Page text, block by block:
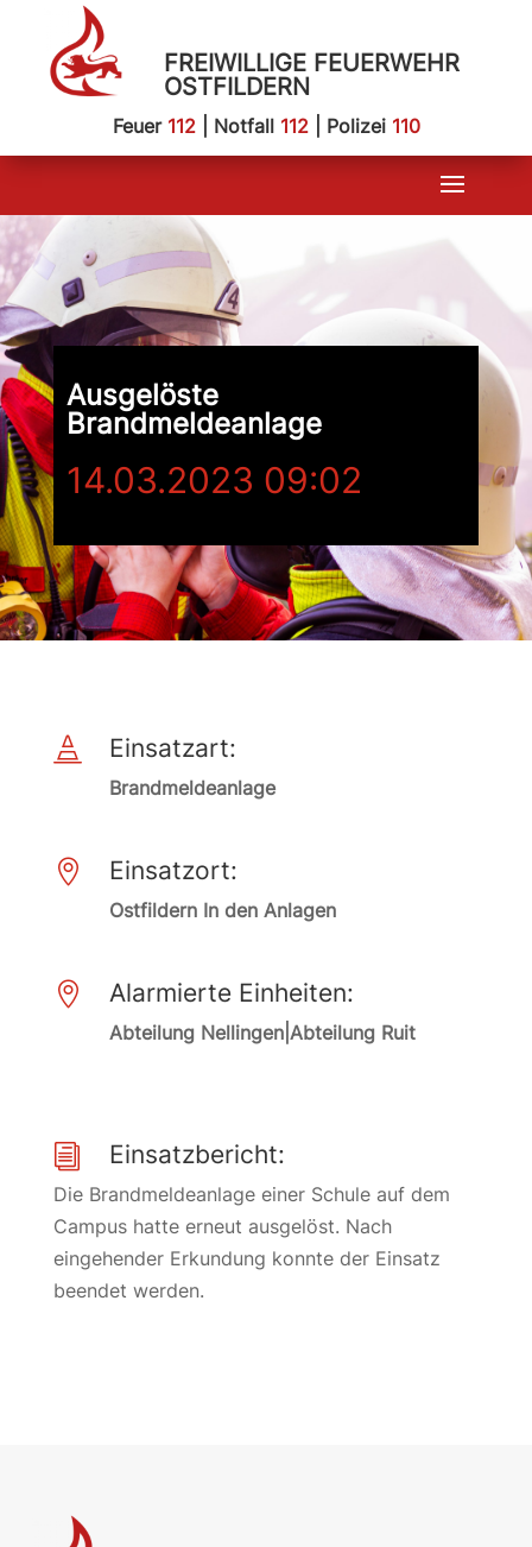
FREIWILLIGE FEUERWEHR
OSTFILDERN
Feuer 112| Notfall 112| Polizei 110
Ausgelöste
Brandmeldeanlage
14.03.2023 09:02
 Einsatzart:
Brandmeldeanlage
 Einsatzort:
Ostfildern In den Anlagen
 Alarmierte Einheiten:
Abteilung Nellingen|Abteilung Ruit
i Einsatzbericht:
Die Brandmeldeanlage einer Schule auf dem
Campus hatte erneut ausgelöst. Nach
eingehender Erkundung konnte der Einsatz
beendet werden.